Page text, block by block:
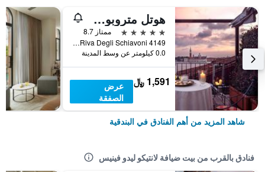
هوتل متروبول فينيتسيا
5 نجوم
ممتاز 8.7
Riva Degli Schiavoni 4149, البندقية, فينيتو, إيطاليا
0.0 كيلومتر عن وسط المدينة
1,591 ﷼
عرض
الصفقة
شاهد المزيد من أهم الفنادق في البندقية
فنادق بالقرب من بيت ضيافة لانتيكو ليدو فينيس